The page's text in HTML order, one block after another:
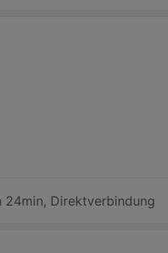
24min, Direktverbindung